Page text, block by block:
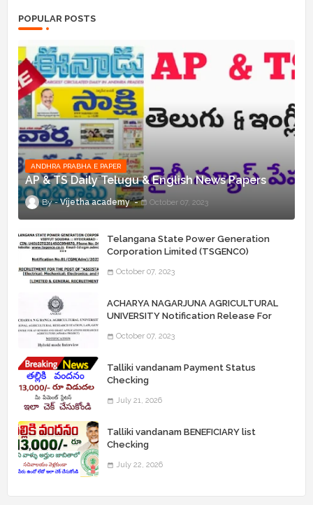
POPULAR POSTS
ANDHRA PRABHA E PAPER
AP & TS Daily Telugu & English News Papers
Vijetha academy October 07, 2023
Telangana State Power Generation
Corporation Limited (TSGENCO)
“Assistant Engineers" Posts
October 07, 2023
ACHARYA NAGARJUNA AGRICULTURAL
UNIVERSITY Notification Release For
October 07, 2023
Talliki vandanam Payment Status
Checking
July 21, 2026
Talliki vandanam BENEFICIARY list
Checking
July 22, 2026